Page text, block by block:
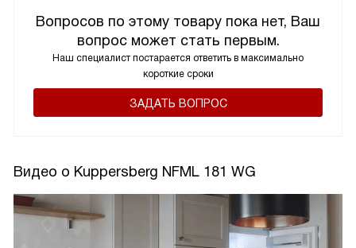
Вопросов по этому товару пока нет, Ваш
вопрос может стать первым.
Наш специалист постарается ответить в максимально
короткие сроки
ЗАДАТЬ ВОПРОС
Видео о Kuppersberg NFML 181 WG